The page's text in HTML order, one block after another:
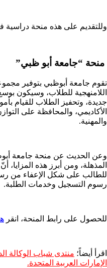
وللتقديم على هذه منحة دراسية
منحة “جامعة أبو ظبي”
تقوم جامعة أبوظبي بتوفير
اللامنهجية للطلاب، وسيكون
جديدة، وتحفيز الطلاب للقيام
الأكاديمي، والمحافظة على
والمهنية.
وعن الحديث عن منحة جامعة
المذهلة، ومن أبرز هذه المزايا،
رسوم التسجيل وخدمات الطلبة.
للحصول على رابط المنحة، انقر
اقرأ أيضاً؛ منتدى شباب الوكالة
الإمارات العربية المتحدة.